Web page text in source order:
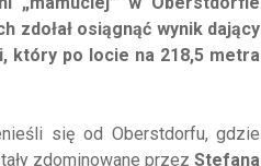
zdołał osiągnąć wynik dający
który po locie na 218,5 metra
się od Oberstdorfu, gdzie
zdominowane przezStefana